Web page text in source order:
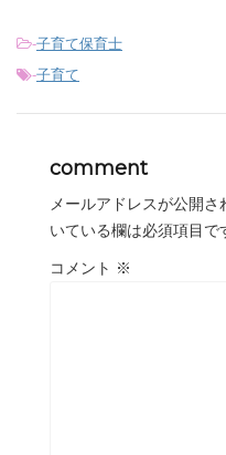
-子育て保育士
-子育て
comment
メールアドレスが公開さ
いている欄は必須項目で
コメント ※